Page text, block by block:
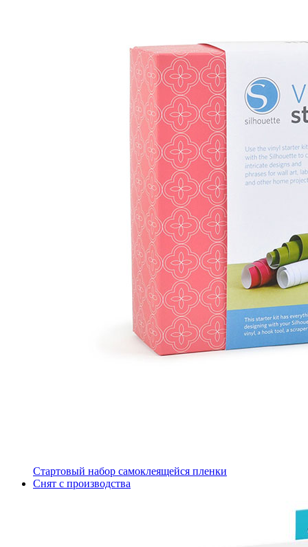
Стартовый набор самоклеящейся пленки
Снят с производства